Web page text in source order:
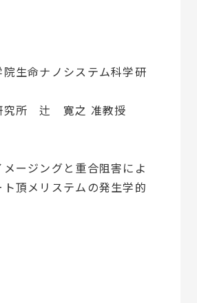
生命ナノシステム科学研
究所 辻 寛之 准教授
ージングと重合阻害によ
ト頂メリステムの発生学的